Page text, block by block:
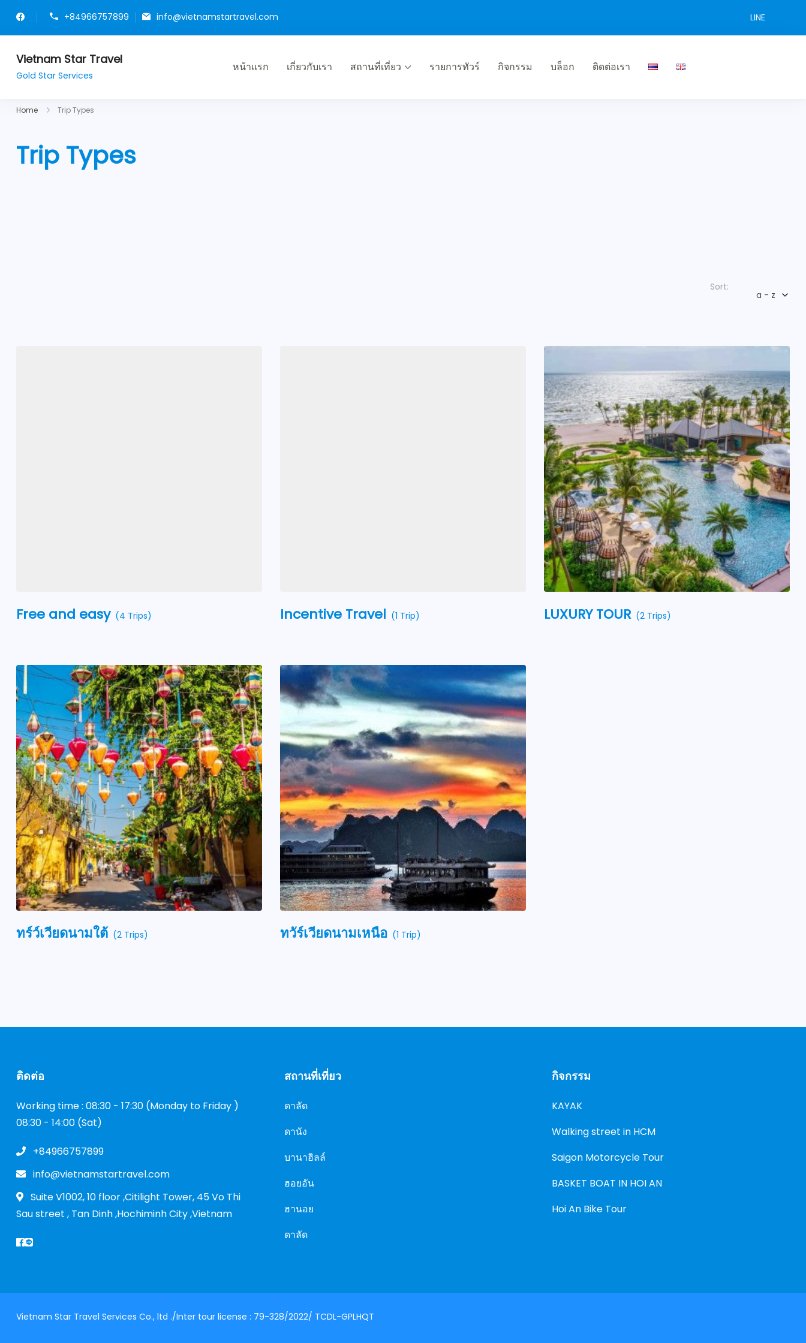
+84966757899 info@vietnamstartravel.com LINE
Vietnam Star Travel
Gold Star Services
หน้าเเรก เกี่ยวกับเรา สถานที่เที่ยว รายการทัวร์ กิจกรรม บล็อก ติดต่อเรา
Home Trip Types
Trip Types
Sort:
a - z
Free and easy (4 Trips) Incentive Travel (1 Trip) LUXURY TOUR (2 Trips)
ทร์ว์เวียดนามใต้ (2 Trips) ทวัร์เวียดนามเหนือ (1 Trip)
ติดต่อ
Working time : 08:30 - 17:30 (Monday to Friday )
08:30 - 14:00 (Sat)
+84966757899
info@vietnamstartravel.com
Suite V1002, 10 floor ,Citilight Tower, 45 Vo Thi
Sau street , Tan Dinh ,Hochiminh City ,Vietnam
สถานที่เที่ยว
ดาลัด
ดานัง
บานาฮิลล์
ฮอยอัน
ฮานอย
ดาลัด
กิจกรรม
KAYAK
Walking street in HCM
Saigon Motorcycle Tour
BASKET BOAT IN HOI AN
Hoi An Bike Tour
Vietnam Star Travel Services Co., ltd ./Inter tour license : 79-328/2022/ TCDL-GPLHQT